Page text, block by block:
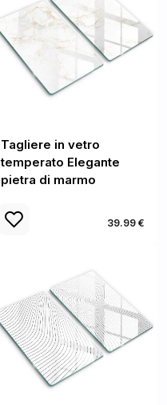
Tagliere in vetro
temperato Elegante
pietra di marmo
39.99 €